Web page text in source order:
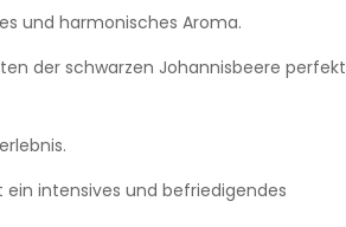
und harmonisches Aroma.
der schwarzen Johannisbeere perfekt
intensives und befriedigendes